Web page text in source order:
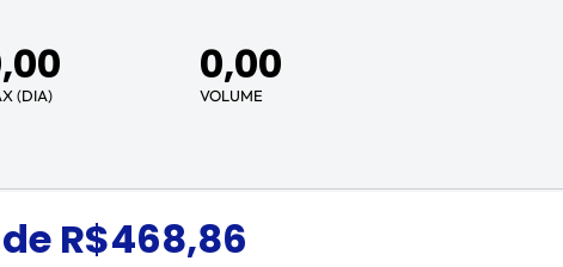
(DIA)
0,00
VOLUME
R$468,86